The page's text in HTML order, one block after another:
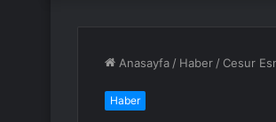
Anasayfa / Haber / Cesur
Haber